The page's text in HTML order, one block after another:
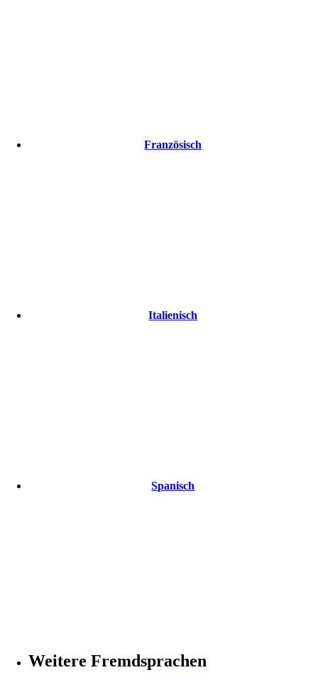
Französisch
Italienisch
Spanisch
Weitere Fremdsprachen